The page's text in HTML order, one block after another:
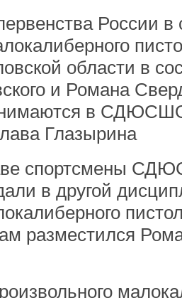
России в
области в
и Романа
в
Глазырина
спортсмены
в другой
разместился